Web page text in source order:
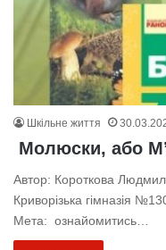
Шкільне життя
Молюски, або
Автор: Короткова
Криворізька гімназія
Мета: ознайомитись…